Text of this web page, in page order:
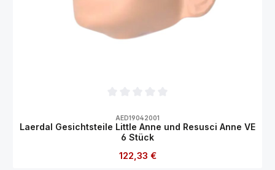
AED19042001
Laerdal Gesichtsteile Little Anne und Resusci Anne VE
6 Stück
Regulärer Preis:
122,33 €